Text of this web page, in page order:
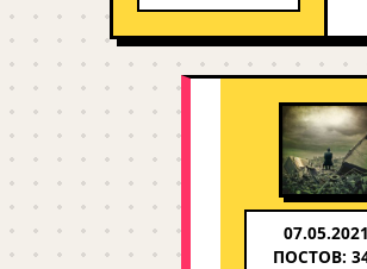
07.05.2021
ПОСТОВ: